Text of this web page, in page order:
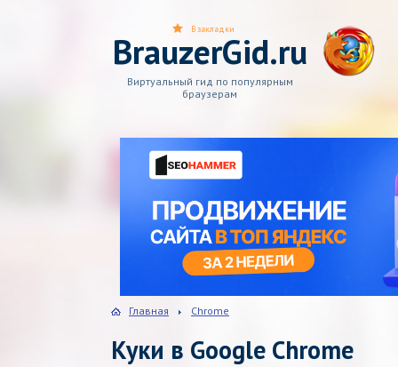
BrauzerGid.ru
Виртуальный гид по популярным
браузерам
В закладки
Главная Chrome
Куки в Google Chrome